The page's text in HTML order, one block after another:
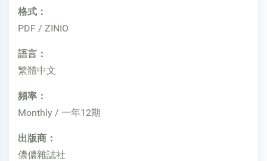
格式：
PDF / ZINIO
語言：
繁體中文
頻率：
Monthly / 一年12期
出版商：
儂儂雜誌社